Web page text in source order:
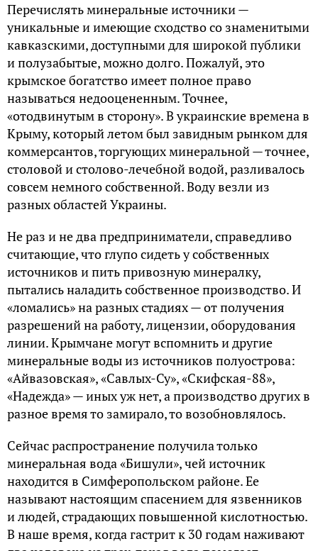
Перечислять минеральные источники —
уникальные и имеющие сходство со знаменитыми
кавказскими, доступными для широкой публики
и полузабытые, можно долго. Пожалуй, это
крымское богатство имеет полное право
называться недооцененным. Точнее,
«отодвинутым в сторону». В украинские времена в
Крыму, который летом был завидным рынком для
коммерсантов, торгующих минеральной — точнее,
столовой и столово-лечебной водой, разливалось
совсем немного собственной. Воду везли из
разных областей Украины.
Не раз и не два предприниматели, справедливо
считающие, что глупо сидеть у собственных
источников и пить привозную минералку,
пытались наладить собственное производство. И
«ломались» на разных стадиях — от получения
разрешений на работу, лицензии, оборудования
линии. Крымчане могут вспомнить и другие
минеральные воды из источников полуострова:
«Айвазовская», «Савлых-Су», «Скифская-88»,
«Надежда» — иных уж нет, а производство других в
разное время то замирало, то возобновлялось.
Сейчас распространение получила только
минеральная вода «Бишули», чей источник
находится в Симферопольском районе. Ее
называют настоящим спасением для язвенников
и людей, страдающих повышенной кислотностью.
В наше время, когда гастрит к 30 годам наживают